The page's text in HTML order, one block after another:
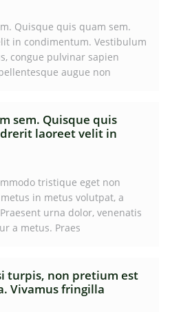
Quisque quis quam sem.
in condimentum. Vestibulum
congue pulvinar sapien
augue non
sem. Quisque quis
laoreet velit in
tristique eget non
in metus volutpat, a
urna dolor, venenatis
a metus. Praes
turpis, non pretium est
Vivamus fringilla